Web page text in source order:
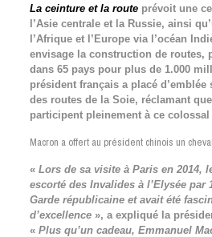
La ceinture et la routeprévoit une
l’Asie centrale et la Russie, ainsi
l’Afrique et l’Europe via l’océan
envisage la construction de routes,
dans 65 pays pour plus de 1.000
président français a placé
des routes de la Soie, réclamant
participent pleinement à ce
Macron a offert au président chinois un
« Lors de sa visite à Paris en 2014,
escorté des Invalides à l’Elysée par
Garde républicaine et avait été
d’excellence», a expliqué la
« Plus qu’un cadeau, Emmanuel